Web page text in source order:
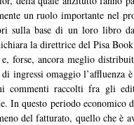
un ruolo importante nel
sulla base di un loro libro
la direttrice del Pisa
forse, ancora meglio
ingressi omaggio l’affluenza
commenti raccolti fra gli
In questo periodo
del fatturato, quello che è